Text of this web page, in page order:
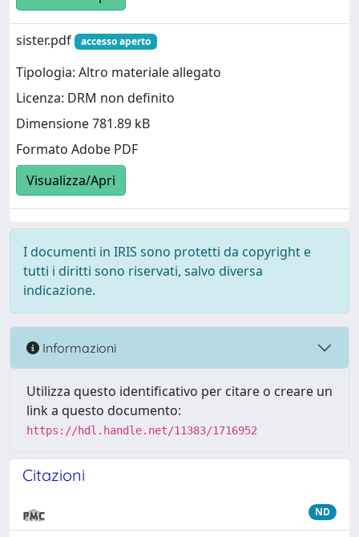
sister.pdf accesso aperto
Tipologia: Altro materiale allegato
Licenza: DRM non definito
Dimensione 781.89 kB
Formato Adobe PDF
Visualizza/Apri
I documenti in IRIS sono protetti da copyright e
tutti i diritti sono riservati, salvo diversa
indicazione.
Informazioni
Utilizza questo identificativo per citare o creare un
link a questo documento:
https://hdl.handle.net/11383/1716952
Citazioni
ND